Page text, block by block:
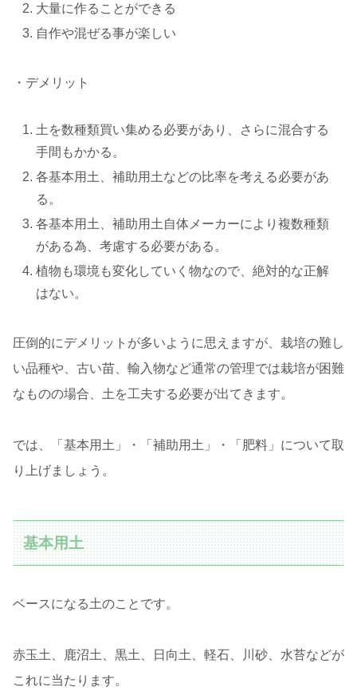
大量に作ることができる
自作や混ぜる事が楽しい
・デメリット
土を数種類買い集める必要があり、さらに混合する
手間もかかる。
各基本用土、補助用土などの比率を考える必要があ
る。
各基本用土、補助用土自体メーカーにより複数種類
がある為、考慮する必要がある。
植物も環境も変化していく物なので、絶対的な正解
はない。
圧倒的にデメリットが多いように思えますが、栽培の難し
い品種や、古い苗、輸入物など通常の管理では栽培が困難
なものの場合、土を工夫する必要が出てきます。
では、「基本用土」・「補助用土」・「肥料」について取
り上げましょう。
基本用土
ベースになる土のことです。
赤玉土、鹿沼土、黒土、日向土、軽石、川砂、水苔などが
これに当たります。